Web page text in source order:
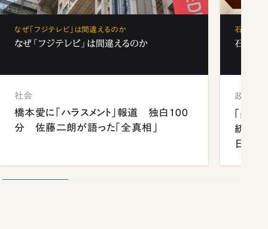
なぜ「フジテレビ」は間違えるのか
なぜ「フジテレビ」は間違えるのか
社会
橋本愛に「ハラスメント」報道 独白100
分 佐藤二朗が語った「全真相」
石破茂、
石破茂
政治
「楽し
統領と
日米